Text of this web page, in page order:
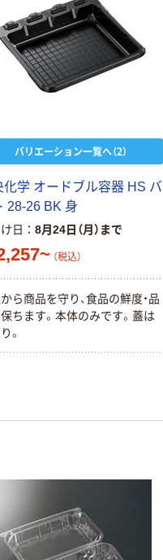
バリエーション一覧へ（2）
化学 オードブル容器 HS バ
28-26 BK 身
日 8月24日（月）まで
（税込）
ら商品を守り、食品の鮮度・品
ちます。本体のみです。蓋は
。
ュ
ウ
ル
ル
然
ボ